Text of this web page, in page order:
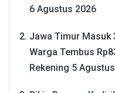
6 Agustus 2026
Jawa Timur Masuk
Warga Tembus
Rekening 5